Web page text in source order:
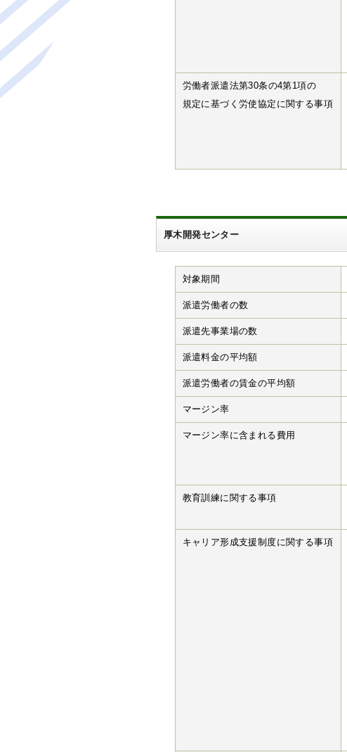
労働者派遣法第30条の4第1項の
規定に基づく労使協定に関する事項
厚木開発センター
対象期間
派遣労働者の数
派遣先事業場の数
派遣料金の平均額
派遣労働者の賃金の平均額
マージン率
マージン率に含まれる費用
教育訓練に関する事項
キャリア形成支援制度に関する事項